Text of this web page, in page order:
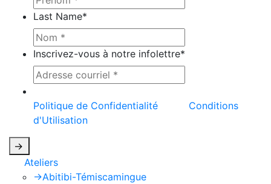
Last Name*
Inscrivez-vous à notre infolettre*
Politique de Confidentialité
Conditions
d'Utilisation
->
Ateliers
->Abitibi-Témiscamingue